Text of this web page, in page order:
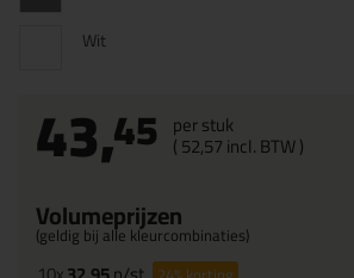
Wit
43,45 per stuk
(52,57incl. BTW )
Volumeprijzen
(geldig bij alle kleurcombinaties)